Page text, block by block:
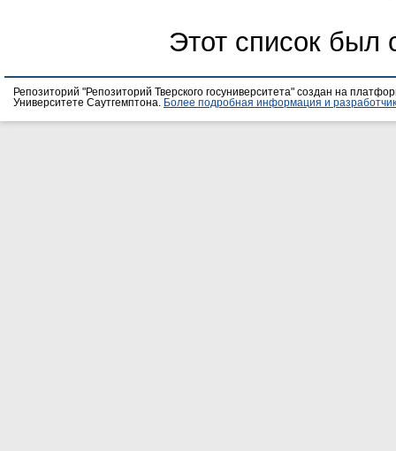
Этот список был
Репозиторий "Репозиторий Тверского госуниверситета" создан на
Университете Саутгемптона.
Более подробная информация и